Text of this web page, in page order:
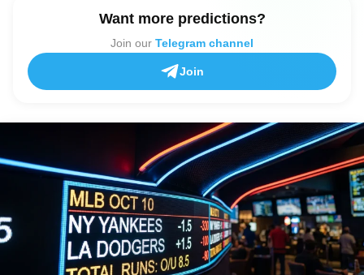
Want more predictions?
Join our Telegram channel
Join